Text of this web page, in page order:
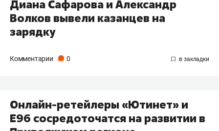
Диана Сафарова и Александр
Волков вывели казанцев на
зарядку
Комментарии 0
Онлайн-ретейлеры «Ютинет» и
E96 сосредоточатся на развитии в